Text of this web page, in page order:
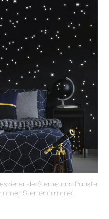
Sterne und Punkte
Sternenhimmel